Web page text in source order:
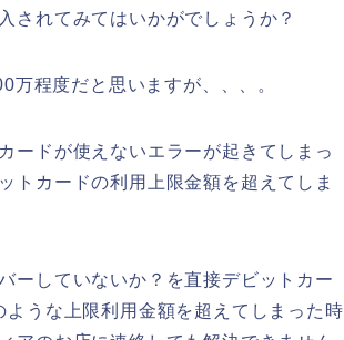
されてみてはいかがでしょうか？
程度だと思いますが、、、。
ードが使えないエラーが起きてしまっ
トカードの利用上限金額を超えてしま
ーしていないか？を直接デビットカー
うな上限利用金額を超えてしまった時